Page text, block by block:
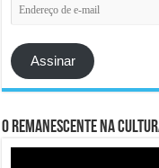
de
mail
Assinar
O remanescente na